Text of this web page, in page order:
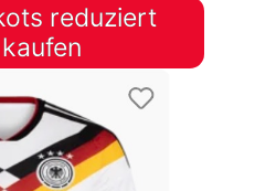
reduziert